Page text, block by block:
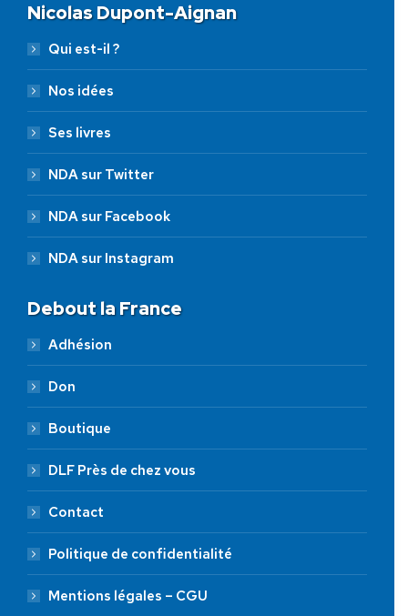
Nicolas Dupont-Aignan
Qui est-il ?
Nos idées
Ses livres
NDA sur Twitter
NDA sur Facebook
NDA sur Instagram
Debout la France
Adhésion
Don
Boutique
DLF Près de chez vous
Contact
Politique de confidentialité
Mentions légales – CGU